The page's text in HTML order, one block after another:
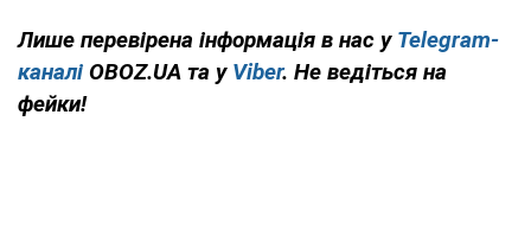
Лише перевірена інформація в нас у Telegram-
каналі OBOZ.UA та у Viber. Не ведіться на
фейки!